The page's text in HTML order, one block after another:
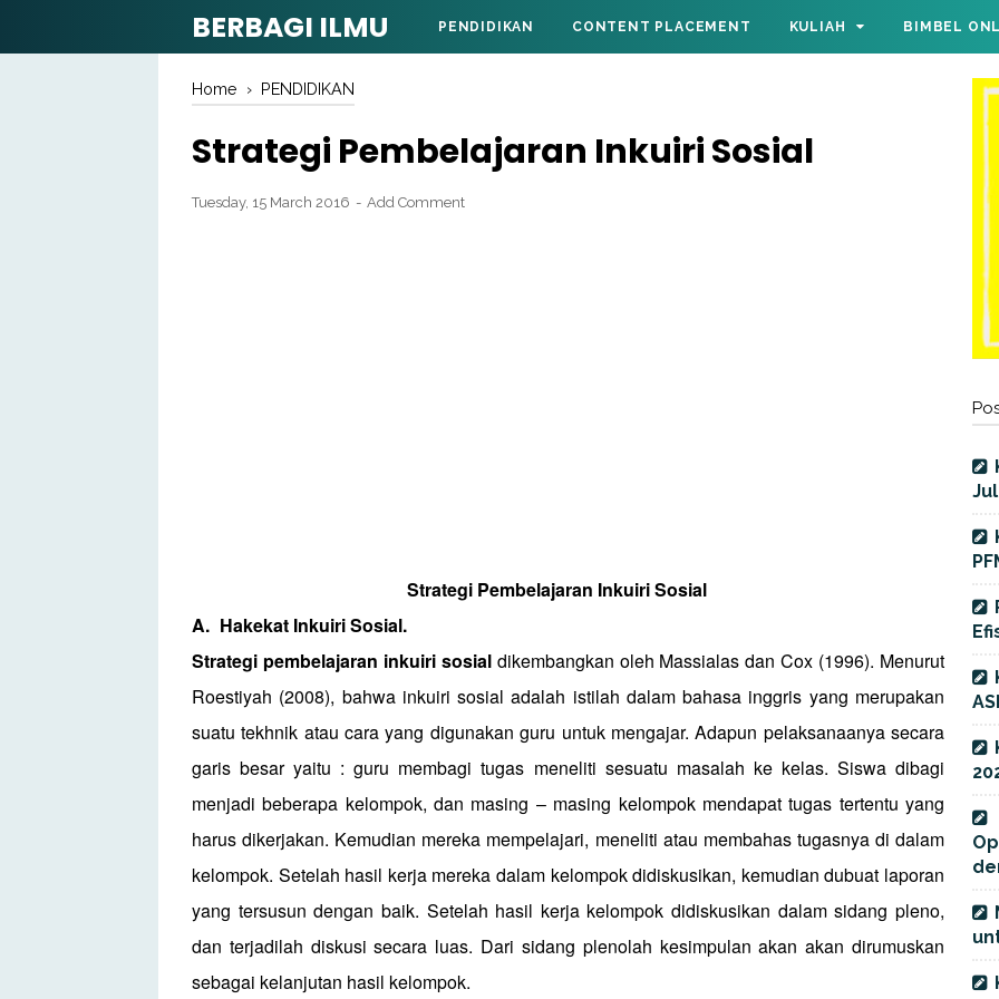
BERBAGI ILMU PENDIDIKAN CONTENT PLACEMENT KULIAH BIMBEL
Home › PENDIDIKAN
Strategi Pembelajaran Inkuiri Sosial
Tuesday, 15 March 2016 Add Comment
Strategi Pembelajaran Inkuiri Sosial
A. Hakekat Inkuiri Sosial.
Strategi pembelajaran inkuiri sosialdikembangkan oleh Massialas dan Cox (1996). Menurut
Roestiyah (2008), bahwa inkuiri sosial adalah istilah dalam bahasa inggris yang merupakan
suatu tekhnik atau cara yang digunakan guru untuk mengajar. Adapun pelaksanaanya secara
garis besar yaitu : guru membagi tugas meneliti sesuatu masalah ke kelas. Siswa dibagi
menjadi beberapa kelompok, dan masing – masing kelompok mendapat tugas tertentu yang
harus dikerjakan. Kemudian mereka mempelajari, meneliti atau membahas tugasnya di dalam
kelompok. Setelah hasil kerja mereka dalam kelompok didiskusikan, kemudian dubuat laporan
yang tersusun dengan baik. Setelah hasil kerja kelompok didiskusikan dalam sidang pleno,
dan terjadilah diskusi secara luas. Dari sidang plenolah kesimpulan akan akan dirumuskan
sebagai kelanjutan hasil kelompok.